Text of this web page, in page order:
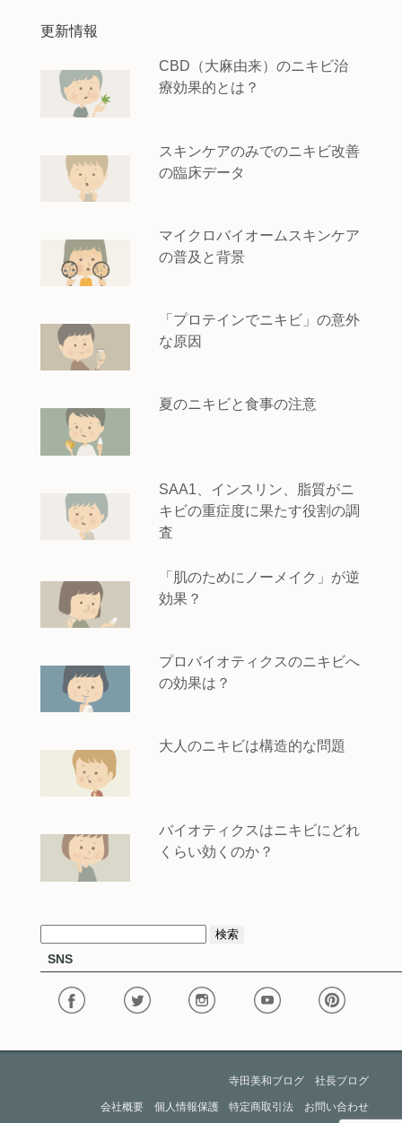
更新情報
CBD（大麻由来）のニキビ治
療効果的とは？
スキンケアのみでのニキビ改善
の臨床データ
マイクロバイオームスキンケア
の普及と背景
「プロテインでニキビ」の意外
な原因
夏のニキビと食事の注意
SAA1、インスリン、脂質がニ
キビの重症度に果たす役割の調
査
「肌のためにノーメイク」が逆
効果？
プロバイオティクスのニキビへ
の効果は？
大人のニキビは構造的な問題
バイオティクスはニキビにどれ
くらい効くのか？
索:SNS
寺田美和ブログ 社長ブログ
会社概要 個人情報保護 特定商取引法 お問い合わせ